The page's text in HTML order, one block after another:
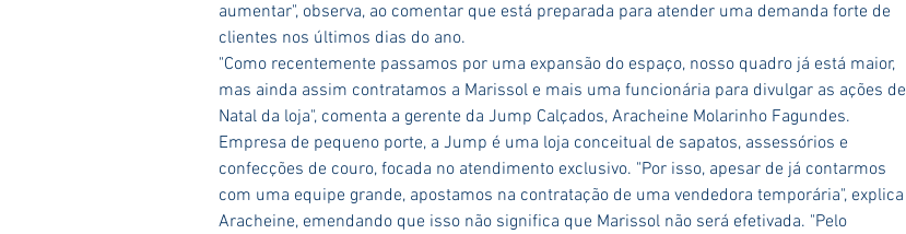
aumentar", observa, ao comentar que está preparada para atender uma demanda forte de
clientes nos últimos dias do ano.
"Como recentemente passamos por uma expansão do espaço, nosso quadro já está maior,
mas ainda assim contratamos a Marissol e mais uma funcionária para divulgar as ações de
Natal da loja", comenta a gerente da Jump Calçados, Aracheine Molarinho Fagundes.
Empresa de pequeno porte, a Jump é uma loja conceitual de sapatos, assessórios e
confecções de couro, focada no atendimento exclusivo. "Por isso, apesar de já contarmos
com uma equipe grande, apostamos na contratação de uma vendedora temporária", explica
Aracheine, emendando que isso não significa que Marissol não será efetivada. "Pelo